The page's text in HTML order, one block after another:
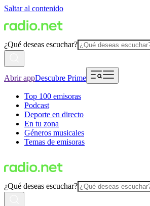
Saltar al contenido
¿Qué deseas escuchar?
Abrir appDescubre Prime
Top 100 emisoras
Podcast
Deporte en directo
En tu zona
Géneros musicales
Temas de emisoras
¿Qué deseas escuchar?